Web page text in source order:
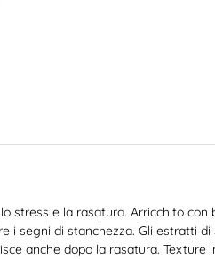
e la rasatura. Arricchito
segni di stanchezza. Gli estratti
anche dopo la rasatura. Texture